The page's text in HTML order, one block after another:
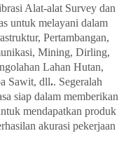
Alat-alat Survey dan
untuk melayani dalam
Pertambangan,
Mining, Dirling,
Lahan Hutan,
Sawit, dll.. Segeralah
siap dalam memberikan
mendapatkan produk
akurasi pekerjaan